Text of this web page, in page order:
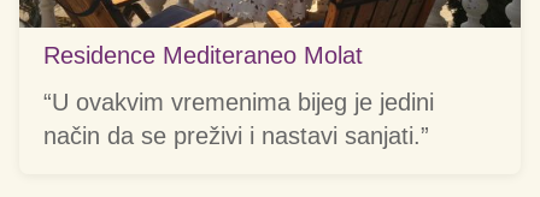
Residence Mediteraneo Molat
“U ovakvim vremenima bijeg je jedini
način da se preživi i nastavi sanjati.”